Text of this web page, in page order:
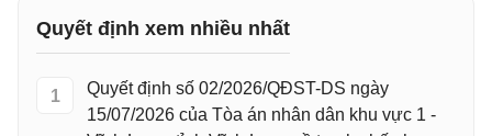
Quyết định xem nhiều nhất
1
Quyết định số 02/2026/QĐST-DS ngày
15/07/2026 của Tòa án nhân dân khu vực 1 -